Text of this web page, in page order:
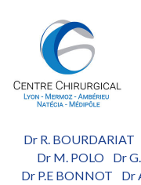
Dr R. BOURDARIAT
Dr M. POLO- Dr
Dr P.E BONNOT
Dr